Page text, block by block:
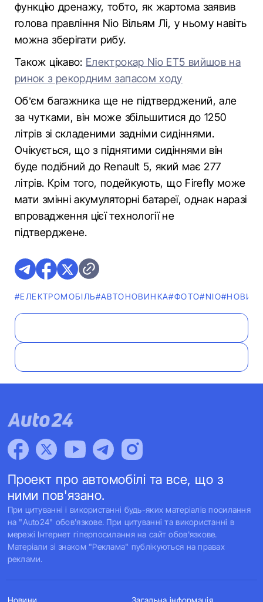
функцію дренажу, тобто, як жартома заявив
голова правління Nio Вільям Лі, у ньому навіть
можна зберігати рибу.
Також цікаво: Електрокар Nio ET5 вийшов на
ринок з рекордним запасом ходу
Об’єм багажника ще не підтверджений, але
за чутками, він може збільшитися до 1250
літрів зі складеними задніми сидіннями.
Очікується, що з піднятими сидіннями він
буде подібний до Renault 5, який має 277
літрів. Крім того, подейкують, що Firefly може
мати змінні акумуляторні батареї, однак наразі
впровадження цієї технології не
підтверджене.
#ЕЛЕКТРОМОБІЛЬ#АВТОНОВИНКА#ФОТО#NIO
Проект про автомобілі та все, що з
ними пов'язано.
При цитуванні і використанні будь-яких матеріалів посилання
на "Auto24" обов'язкове. При цитуванні та використанні в
мережі Інтернет гіперпосилання на сайт обов'язкове.
Матеріали зі знаком "Реклама" публікуються на правах
реклами.
Новини Загальна інформація